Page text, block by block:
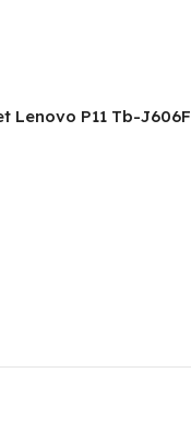
P11 Tb-